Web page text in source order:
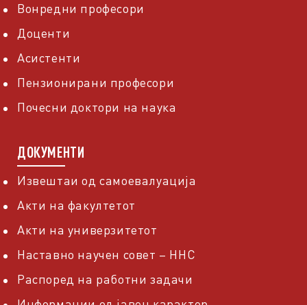
Вонредни професори
Доценти
Асистенти
Пензионирани професори
Почесни доктори на наука
ДОКУМЕНТИ
Извештаи од самоевалуација
Акти на факултетот
Акти на универзитетот
Наставно научен совет – ННС
Распоред на работни задачи